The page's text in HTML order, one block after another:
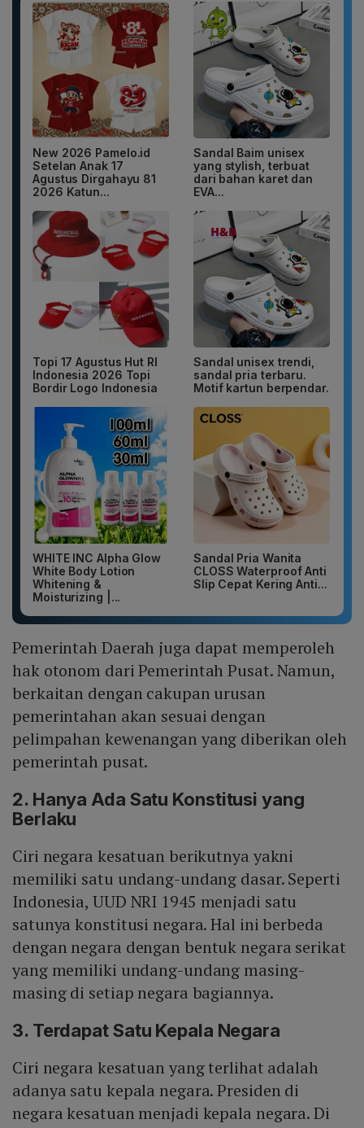
New 2026 Pamelo.id
Setelan Anak 17
Agustus Dirgahayu 81
2026 Katun...
Sandal Baim unisex
yang stylish, terbuat
dari bahan karet dan
EVA...
Topi 17 Agustus Hut RI
Indonesia 2026 Topi
Bordir Logo Indonesia
Sandal unisex trendi,
sandal pria terbaru.
Motif kartun berpendar.
WHITE INC Alpha Glow
White Body Lotion
Whitening &
Moisturizing |...
Sandal Pria Wanita
CLOSS Waterproof Anti
Slip Cepat Kering Anti...
Pemerintah Daerah juga dapat memperoleh
hak otonom dari Pemerintah Pusat. Namun,
berkaitan dengan cakupan urusan
pemerintahan akan sesuai dengan
pelimpahan kewenangan yang diberikan oleh
pemerintah pusat.
2. Hanya Ada Satu Konstitusi yang
Berlaku
Ciri negara kesatuan berikutnya yakni
memiliki satu undang-undang dasar. Seperti
Indonesia, UUD NRI 1945 menjadi satu
satunya konstitusi negara. Hal ini berbeda
dengan negara dengan bentuk negara serikat
yang memiliki undang-undang masing-
masing di setiap negara bagiannya.
3. Terdapat Satu Kepala Negara
Ciri negara kesatuan yang terlihat adalah
adanya satu kepala negara. Presiden di
negara kesatuan menjadi kepala negara. Di